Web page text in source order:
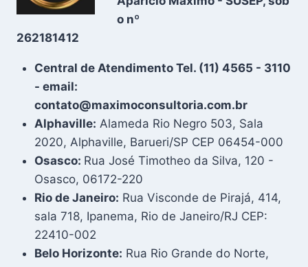
o nº
262181412
Central de Atendimento Tel. (11) 4565 - 3110
- email:
contato@maximoconsultoria.com.br
Alphaville: Alameda Rio Negro 503, Sala
2020, Alphaville, Barueri/SP CEP 06454-000
Osasco: Rua José Timotheo da Silva, 120 -
Osasco, 06172-220
Rio de Janeiro: Rua Visconde de Pirajá, 414,
sala 718, Ipanema, Rio de Janeiro/RJ CEP:
22410-002
Belo Horizonte: Rua Rio Grande do Norte,